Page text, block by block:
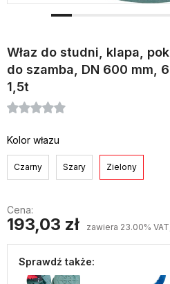
Właz do studni, klapa,
do szamba, DN 600 mm,
1,5t
Kolor włazu
Czarny Szary Zielony
Cena:
193,03 zł zawiera 23.00%
Sprawdź także: